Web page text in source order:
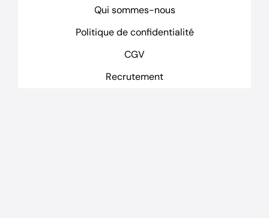
Qui sommes-nous
Politique de confidentialité
CGV
Recrutement